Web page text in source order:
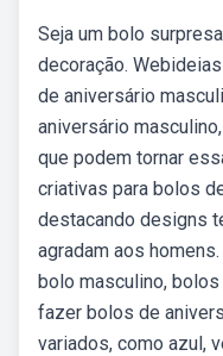
Seja um bolo
decoração.
de aniversário
aniversário
que podem tornar
criativas para bolos
destacando designs
agradam aos
bolo masculino,
fazer bolos de
variados, como azul,